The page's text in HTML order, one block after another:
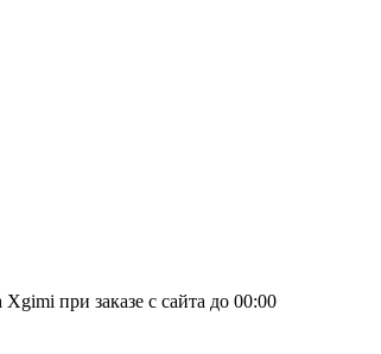
при заказе с сайта до 00:00